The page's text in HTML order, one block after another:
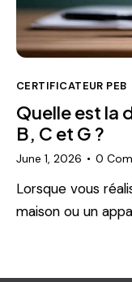
CERTIFICATEUR PEB
Quelle est la
B, C et G ?
June 1, 2026 0
Lorsque vous
maison ou un